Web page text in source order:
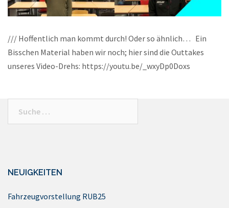
/// Hoffentlich man kommt durch! Oder so ähnlich… Ein
Bisschen Material haben wir noch; hier sind die Outtakes
unseres Video-Drehs: https://youtu.be/_wxyDp0Doxs
NEUIGKEITEN
Fahrzeugvorstellung RUB25